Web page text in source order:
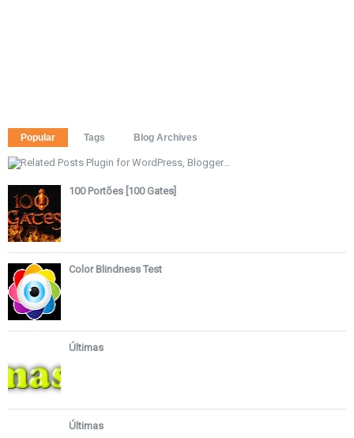
Popular Tags Blog Archives
100 Portões [100 Gates]
Color Blindness Test
Últimas
Últimas